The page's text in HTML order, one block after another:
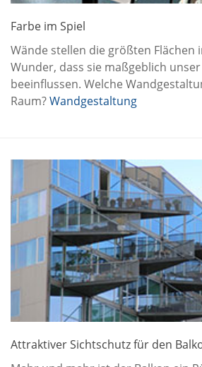
Farbe im Spiel
Wände stellen die größten Flächen
Wunder, dass sie maßgeblich
beeinflussen. Welche
Raum?Wandgestaltung
Attraktiver Sichtschutz für den